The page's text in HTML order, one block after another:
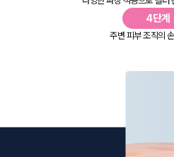
4단계
주변 피부 조직의